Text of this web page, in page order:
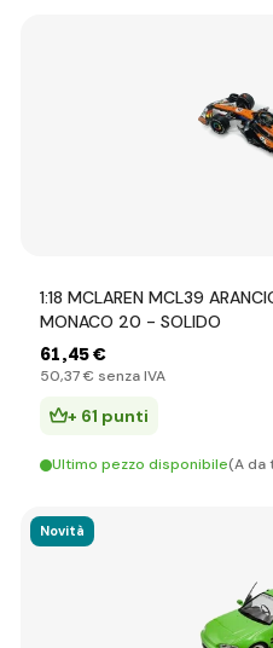
1:18 MCLAREN MCL39
MONACO 20 - SOLIDO
61,45 €
50,37 € senza IVA
+ 61 punti
Ultimo pezzo disponibile(A da
Novità